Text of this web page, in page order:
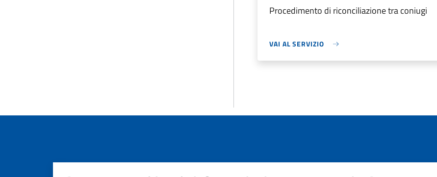
Procedimento di riconciliazione tra coniugi
VAI AL SERVIZIO